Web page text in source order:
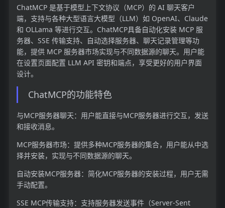
ChatMCP 是基于模型上下文协议（MCP）的 AI 聊天客户
端，支持与各种大型语言大模型（LLM）如 OpenAI、Claude
和 OLLama 等进行交互。ChatMCP具备自动化安装 MCP 服
务器、SSE 传输支持、自动选择服务器、聊天记录管理等功
能，提供 MCP 服务器市场实现与不同数据源的聊天。用户能
在设置页面配置 LLM API 密钥和端点，享受更好的用户界面
设计。
ChatMCP的功能特色
与MCP服务器聊天：用户能直接与MCP服务器进行交互，发送
和接收消息。
MCP服务器市场：提供多种MCP服务器的集合，用户能从中选
择并安装，实现与不同数据源的聊天。
自动安装MCP服务器：简化MCP服务器的安装过程，用户无需
手动配置。
SSE MCP传输支持：支持服务器发送事件（Server-Sent